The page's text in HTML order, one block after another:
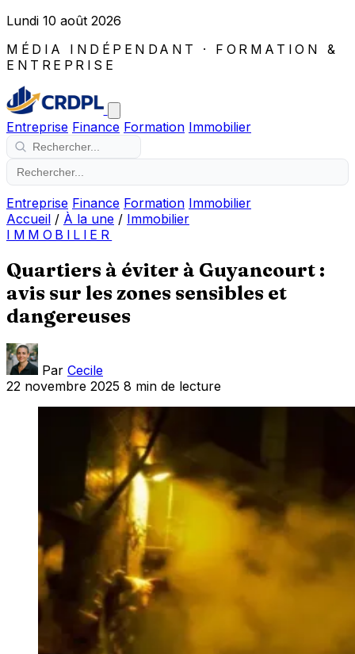
Lundi 10 août 2026
MÉDIA INDÉPENDANT · FORMATION &
ENTREPRISE
Entreprise Finance Formation Immobilier
Entreprise Finance Formation Immobilier
Accueil / À la une / Immobilier
IMMOBILIER
Quartiers à éviter à Guyancourt :
avis sur les zones sensibles et
dangereuses
Par Cecile
22 novembre 2025 8 min de lecture